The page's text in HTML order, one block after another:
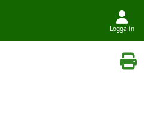
Logga in